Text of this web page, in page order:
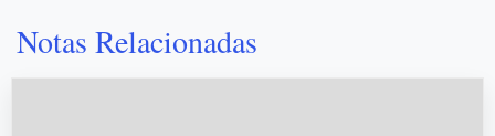
Notas Relacionadas